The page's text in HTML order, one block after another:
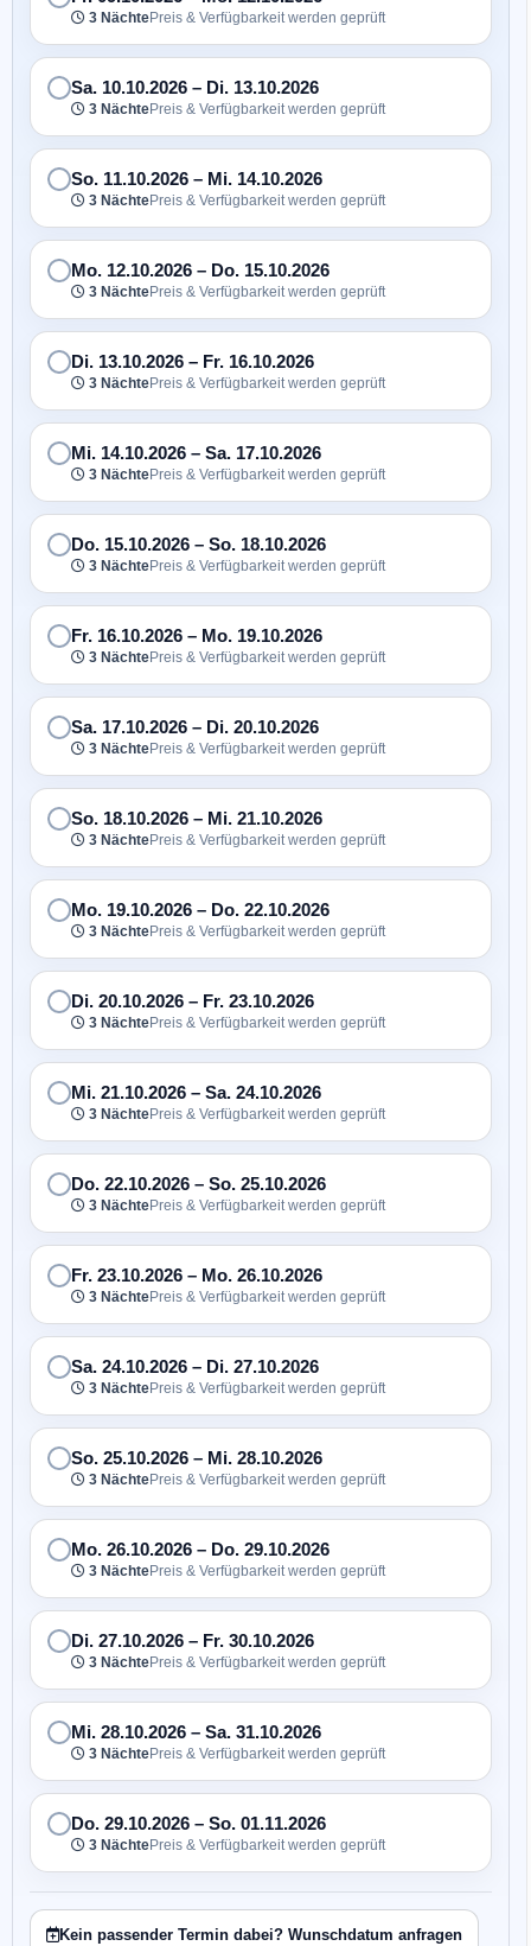
3 NächtePreis & Verfügbarkeit werden geprüft
Sa. 10.10.2026 – Di. 13.10.2026
3 NächtePreis & Verfügbarkeit werden geprüft
So. 11.10.2026 – Mi. 14.10.2026
3 NächtePreis & Verfügbarkeit werden geprüft
Mo. 12.10.2026 – Do. 15.10.2026
3 NächtePreis & Verfügbarkeit werden geprüft
Di. 13.10.2026 – Fr. 16.10.2026
3 NächtePreis & Verfügbarkeit werden geprüft
Mi. 14.10.2026 – Sa. 17.10.2026
3 NächtePreis & Verfügbarkeit werden geprüft
Do. 15.10.2026 – So. 18.10.2026
3 NächtePreis & Verfügbarkeit werden geprüft
Fr. 16.10.2026 – Mo. 19.10.2026
3 NächtePreis & Verfügbarkeit werden geprüft
Sa. 17.10.2026 – Di. 20.10.2026
3 NächtePreis & Verfügbarkeit werden geprüft
So. 18.10.2026 – Mi. 21.10.2026
3 NächtePreis & Verfügbarkeit werden geprüft
Mo. 19.10.2026 – Do. 22.10.2026
3 NächtePreis & Verfügbarkeit werden geprüft
Di. 20.10.2026 – Fr. 23.10.2026
3 NächtePreis & Verfügbarkeit werden geprüft
Mi. 21.10.2026 – Sa. 24.10.2026
3 NächtePreis & Verfügbarkeit werden geprüft
Do. 22.10.2026 – So. 25.10.2026
3 NächtePreis & Verfügbarkeit werden geprüft
Fr. 23.10.2026 – Mo. 26.10.2026
3 NächtePreis & Verfügbarkeit werden geprüft
Sa. 24.10.2026 – Di. 27.10.2026
3 NächtePreis & Verfügbarkeit werden geprüft
So. 25.10.2026 – Mi. 28.10.2026
3 NächtePreis & Verfügbarkeit werden geprüft
Mo. 26.10.2026 – Do. 29.10.2026
3 NächtePreis & Verfügbarkeit werden geprüft
Di. 27.10.2026 – Fr. 30.10.2026
3 NächtePreis & Verfügbarkeit werden geprüft
Mi. 28.10.2026 – Sa. 31.10.2026
3 NächtePreis & Verfügbarkeit werden geprüft
Do. 29.10.2026 – So. 01.11.2026
3 NächtePreis & Verfügbarkeit werden geprüft
Kein passender Termin dabei? Wunschdatum anfragen